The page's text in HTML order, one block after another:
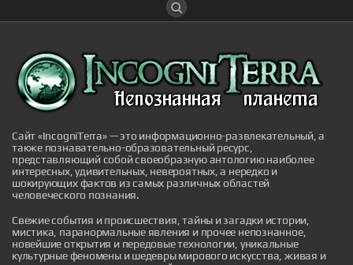
Extraterrestrials, Golden-Tongued Mummies,
NASA's Flying Saucers and More Mysterious
News Briefly
A roundup of mysterious, paranormal and strange news
stories from the past week.
Америка теряет высоту: Нигерия
неожиданно вырвалась вперед по
Сайт «IncogniTerra» — это информационно-развлекательный, а
также познавательно-образовательный ресурс,
представляющий собой своеобразную антологию наиболее
интересных, удивительных, невероятных, а нередко и
шокирующих фактов из самых различных областей
человеческого познания.
Свежие события и происшествия, тайны и загадки истории,
мистика, паранормальные явления и прочее непознанное,
новейшие открытия и передовые технологии, уникальные
культурные феномены и шедевры мирового искусства, живая и